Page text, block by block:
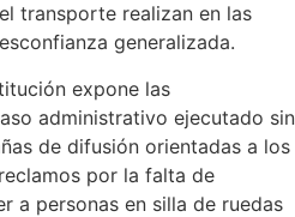
transporte realizan en las
generalizada.
expone las
administrativo ejecutado sin
de difusión orientadas a los
por la falta de
a personas en silla de ruedas